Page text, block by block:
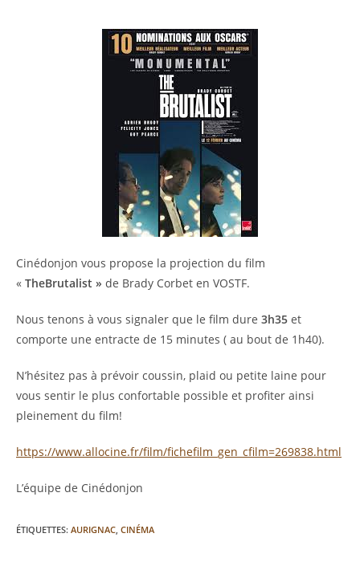
Cinédonjon vous propose la projection du film
« TheBrutalist » de Brady Corbet en VOSTF.
Nous tenons à vous signaler que le film dure 3h35 et
comporte une entracte de 15 minutes ( au bout de 1h40).
N’hésitez pas à prévoir coussin, plaid ou petite laine pour
vous sentir le plus confortable possible et profiter ainsi
pleinement du film!
https://www.allocine.fr/film/fichefilm_gen_cfilm=269838.html
L’équipe de Cinédonjon
ÉTIQUETTES: AURIGNAC, CINÉMA